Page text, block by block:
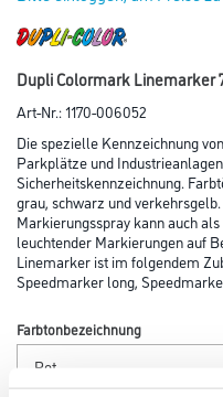
Dupli Colormark Linemarker
Art-Nr.:1170-006052
Die spezielle Kennzeichnung
Parkplätze und
Sicherheitskennzeichnung.
grau, schwarz und
Markierungsspray kann auch
leuchtender Markierungen auf
Linemarker ist im folgendem
Speedmarker long,
Farbtonbezeichnung